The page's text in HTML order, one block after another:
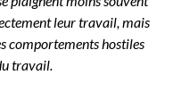
leur travail, mais
comportements hostiles
travail.